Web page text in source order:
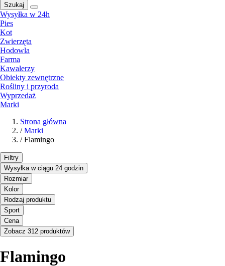
Szukaj
Wysyłka w 24h
Pies
Kot
Zwierzęta
Hodowla
Farma
Kawalerzy
Obiekty zewnętrzne
Rośliny i przyroda
Wyprzedaż
Marki
Strona główna
/ Marki
/ Flamingo
Filtry
Wysyłka w ciągu 24 godzin
Rozmiar
Kolor
Rodzaj produktu
Sport
Cena
Zobacz 312 produktów
Flamingo